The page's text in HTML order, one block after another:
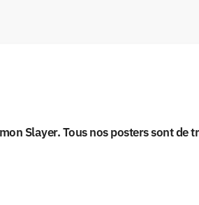
Slayer. Tous nos posters sont de